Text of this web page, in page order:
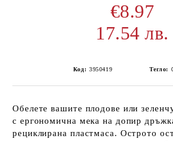
€8.97
17.54 лв.
Код: 3950419 Тегло:
Обелете вашите плодове или
с ергономична мека на допир
рециклирана пластмаса. Острото